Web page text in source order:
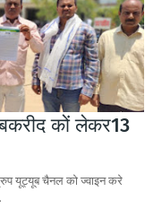
कों लेकर13
यूट्यूब चैनल को ज्वाइन करे